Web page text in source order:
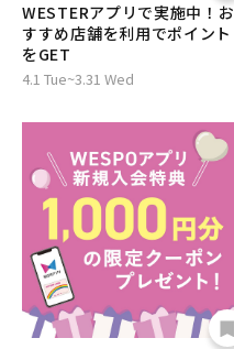
WESTERアプリで実施中！お
すすめ店舗を利用でポイント
をGET
4.1 Tue~3.31 Wed